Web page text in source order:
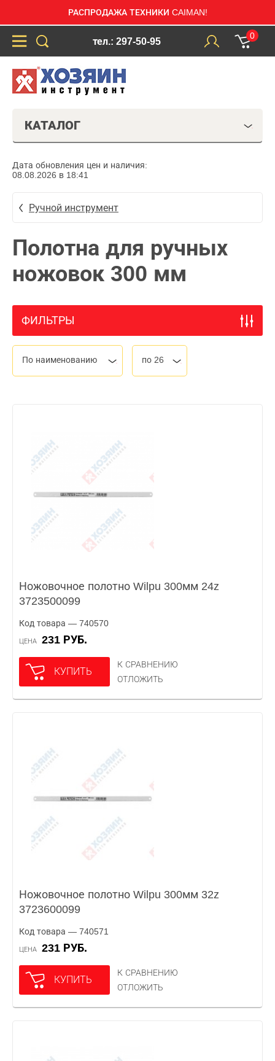
РАСПРОДАЖА ТЕХНИКИ CAIMAN!
тел.: 297-50-95
0
КАТАЛОГ
Дата обновления цен и наличия:
08.08.2026 в 18:41
Ручной инструмент
Полотна для ручных
ножовок 300 мм
ФИЛЬТРЫ
По наименованию по 26
Ножовочное полотно Wilpu 300мм 24z
3723500099
Код товара — 740570
ЦЕНА 231 РУБ.
КУПИТЬ
К СРАВНЕНИЮ
ОТЛОЖИТЬ
Ножовочное полотно Wilpu 300мм 32z
3723600099
Код товара — 740571
ЦЕНА 231 РУБ.
КУПИТЬ
К СРАВНЕНИЮ
ОТЛОЖИТЬ